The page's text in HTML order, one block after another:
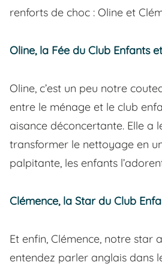
renforts de choc : Oline et
Oline, la Fée du Club Enfants
Oline, c’est un peu notre
entre le ménage et le club
aisance déconcertante. Elle a
transformer le nettoyage en
palpitante, les enfants
Clémence, la Star du Club
Et enfin, Clémence, notre star
entendez parler anglais dans